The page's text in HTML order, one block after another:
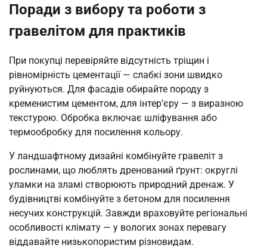
Поради з вибору та роботи з
гравелітом для практиків
При покупці перевіряйте відсутність тріщин і
рівномірність цементації — слабкі зони швидко
руйнуються. Для фасадів обирайте породу з
кременистим цементом, для інтер’єру — з виразною
текстурою. Обробка включає шліфування або
термообробку для посилення кольору.
У ландшафтному дизайні комбінуйте гравеліт з
рослинами, що люблять дренований ґрунт: округлі
уламки на зламі створюють природний дренаж. У
будівництві комбінуйте з бетоном для посилення
несучих конструкцій. Завжди враховуйте регіональні
особливості клімату — у вологих зонах перевагу
віддавайте низькопористим різновидам.